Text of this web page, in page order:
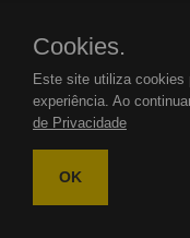
FALE CONOSCO
WhatsApp: (11)
Cookies.
Este site utiliza cookies
experiência. Ao
de Privacidade
OK